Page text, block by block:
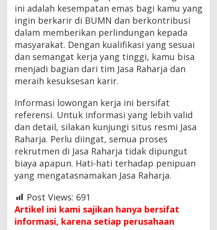
ini adalah kesempatan emas bagi kamu yang
ingin berkarir di BUMN dan berkontribusi
dalam memberikan perlindungan kepada
masyarakat. Dengan kualifikasi yang sesuai
dan semangat kerja yang tinggi, kamu bisa
menjadi bagian dari tim Jasa Raharja dan
meraih kesuksesan karir.
Informasi lowongan kerja ini bersifat
referensi. Untuk informasi yang lebih valid
dan detail, silakan kunjungi situs resmi Jasa
Raharja. Perlu diingat, semua proses
rekrutmen di Jasa Raharja tidak dipungut
biaya apapun. Hati-hati terhadap penipuan
yang mengatasnamakan Jasa Raharja.
Post Views: 691
Artikel ini kami sajikan hanya bersifat
informasi, karena setiap perusahaan